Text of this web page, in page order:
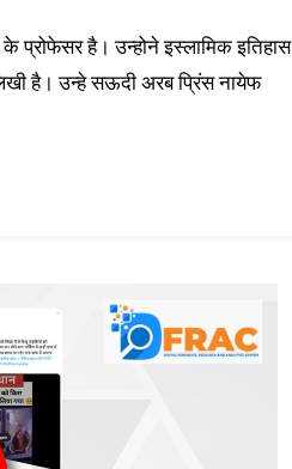
प्रोफेसर है। उन्होने इस्लामिक इतिहास
है। उन्हे सऊदी अरब प्रिंस नायेफ